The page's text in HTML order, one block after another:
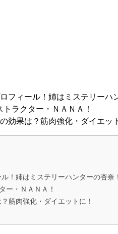
フィール！姉はミステリーハ
ラクター・ＮＡＮＡ！
効果は？筋肉強化・ダイエッ
！姉はミステリーハンターの杏奈！
ー・ＮＡＮＡ！
筋肉強化・ダイエットに！